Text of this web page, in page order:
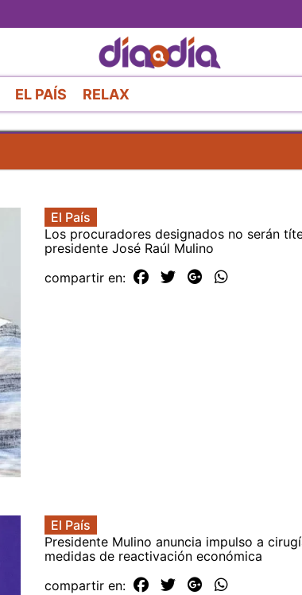
al
contenido
principal
EL PAÍS RELAX
El País
Los procuradores designados no serán
presidente José Raúl Mulino
compartir en:
El País
Presidente Mulino anuncia impulso a
medidas de reactivación económica
compartir en: